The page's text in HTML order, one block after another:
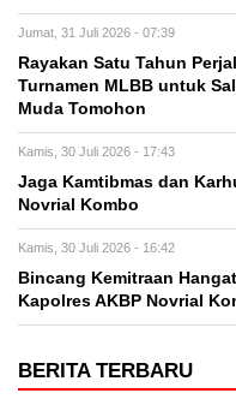
Jumat, 31 Juli 2026 - 07:39
Rayakan Satu Tahun
Turnamen MLBB untuk
Muda Tomohon
Kamis, 30 Juli 2026 - 17:43
Jaga Kamtibmas dan
Novrial Kombo
Kamis, 30 Juli 2026 - 16:42
Bincang Kemitraan
Kapolres AKBP Novrial
BERITA TERBARU